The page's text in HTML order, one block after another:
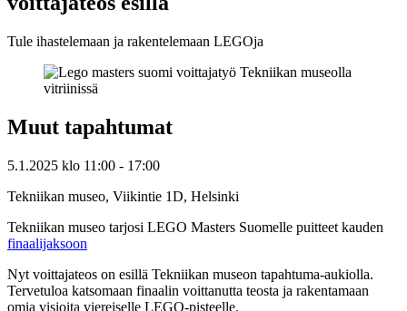
Tule ihastelemaan ja rakentelemaan LEGOja
Muut tapahtumat
5.1.2025 klo 11:00 - 17:00
Tekniikan museo, Viikintie 1D, Helsinki
Tekniikan museo tarjosi LEGO Masters Suomelle puitteet kauden
finaalijaksoon
Nyt voittajateos on esillä Tekniikan museon tapahtuma-aukiolla.
Tervetuloa katsomaan finaalin voittanutta teosta ja rakentamaan
omia visioita viereiselle LEGO-pisteelle.